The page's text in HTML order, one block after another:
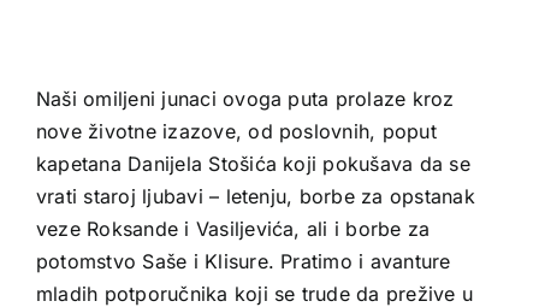
Naši omiljeni junaci ovoga puta prolaze kroz
nove životne izazove, od poslovnih, poput
kapetana Danijela Stošića koji pokušava da se
vrati staroj ljubavi – letenju, borbe za opstanak
veze Roksande i Vasiljevića, ali i borbe za
potomstvo Saše i Klisure. Pratimo i avanture
mladih potporučnika koji se trude da prežive u